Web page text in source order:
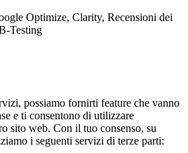
Optimize, Clarity, Recensioni dei
Testing
possiamo fornirti feature che vanno
e ti consentono di utilizzare
sito web. Con il tuo consenso, su
i seguenti servizi di terze parti: